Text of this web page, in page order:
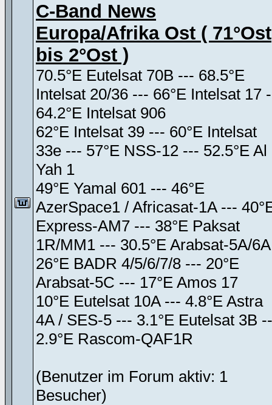
C-Band News
Europa/Afrika Ost ( 71°Ost
bis 2°Ost )
70.5°E Eutelsat 70B --- 68.5°E
Intelsat 20/36 --- 66°E Intelsat 17
64.2°E Intelsat 906
62°E Intelsat 39 --- 60°E Intelsat
33e --- 57°E NSS-12 --- 52.5°E Al
Yah 1
49°E Yamal 601 --- 46°E
AzerSpace1 / Africasat-1A ---
Express-AM7 --- 38°E Paksat
1R/MM1 --- 30.5°E Arabsat-5A/6A
26°E BADR 4/5/6/7/8 --- 20°E
Arabsat-5C --- 17°E Amos 17
10°E Eutelsat 10A --- 4.8°E Astra
4A / SES-5 --- 3.1°E Eutelsat 3B
2.9°E Rascom-QAF1R
(Benutzer im Forum aktiv: 1
Besucher)